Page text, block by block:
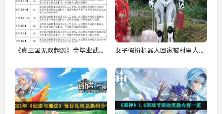
《真三国无双起源》全毕业武器获取指南 毕业武器怎么拿 女子假扮机器人回家被村里人介绍对象:这都没躲掉催婚